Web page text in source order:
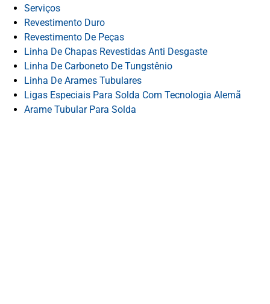
Serviços
Revestimento Duro
Revestimento De Peças
Linha De Chapas Revestidas Anti Desgaste
Linha De Carboneto De Tungstênio
Linha De Arames Tubulares
Ligas Especiais Para Solda Com Tecnologia Alemã
Arame Tubular Para Solda